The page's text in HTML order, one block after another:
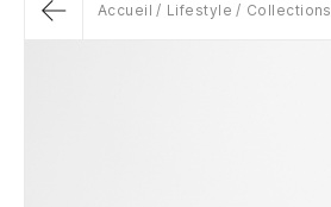
Accueil Lifestyle Collections